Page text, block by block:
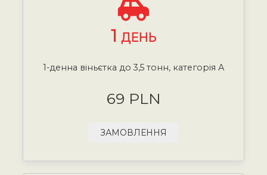
1 ДЕНЬ
1-денна віньєтка до 3,5 тонн, категорія А
69 PLN
ЗАМОВЛЕННЯ